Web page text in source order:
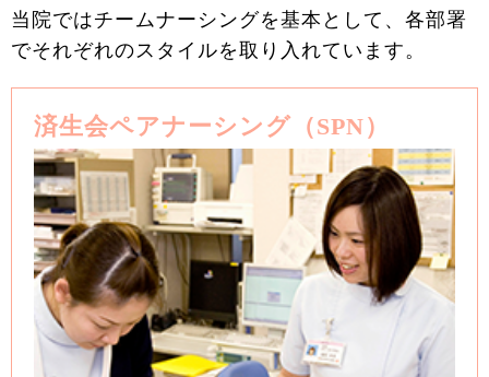
当院ではチームナーシングを基本として、各部署
でそれぞれのスタイルを取り入れています。
済生会ペアナーシング（SPN）